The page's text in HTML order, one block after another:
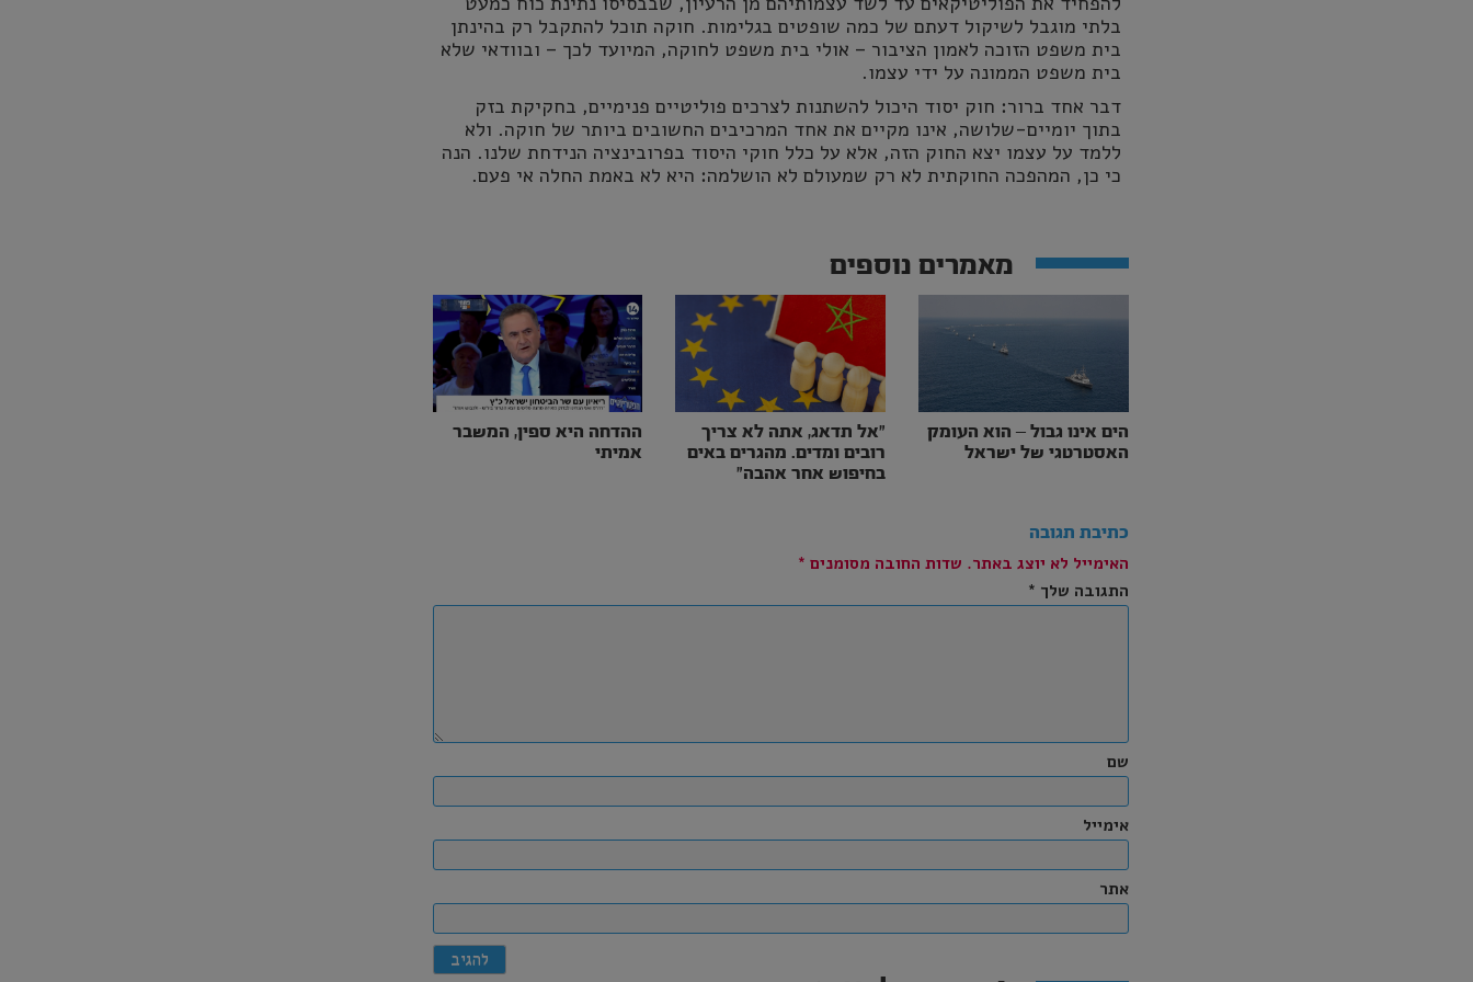
בלתי מוגבל לשיקול דעתם של כמה שופטים בגלימות. חוקה תוכל להתקבל רק בהינתן
בית משפט הזוכה לאמון הציבור – אולי בית משפט לחוקה, המיועד לכך – ובוודאי שלא
בית משפט הממונה על ידי עצמו.
דבר אחד ברור: חוק יסוד היכול להשתנות לצרכים פוליטיים פנימיים, בחקיקת בזק
בתוך יומיים-שלושה, אינו מקיים את אחד המרכיבים החשובים ביותר של חוקה. ולא
ללמד על עצמו יצא החוק הזה, אלא על כלל חוקי היסוד בפרובינציה הנידחת שלנו. הנה
כי כן, המהפכה החוקתית לא רק שמעולם לא הושלמה: היא לא באמת החלה אי פעם.
מאמרים נוספים
הים אינו גבול – הוא העומק
האסטרטגי של ישראל
״אל תדאג, אתה לא צריך
רובים ומדים. מהגרים באים
בחיפוש אחר אהבה״
ההדחה היא ספין, המשבר
אמיתי
כתיבת תגובה
האימייל לא יוצג באתר. שדות החובה מסומנים *
התגובה שלך *
שם
אימייל
אתר